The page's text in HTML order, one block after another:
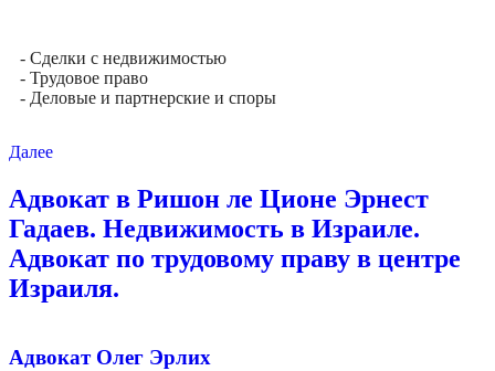
- Сделки с недвижимостью
- Трудовое право
- Деловые и партнерские и споры
Далее
Адвокат в Ришон ле Ционе Эрнест
Гадаев. Недвижимость в Израиле.
Адвокат по трудовому праву в центре
Израиля.
Адвокат Олег Эрлих